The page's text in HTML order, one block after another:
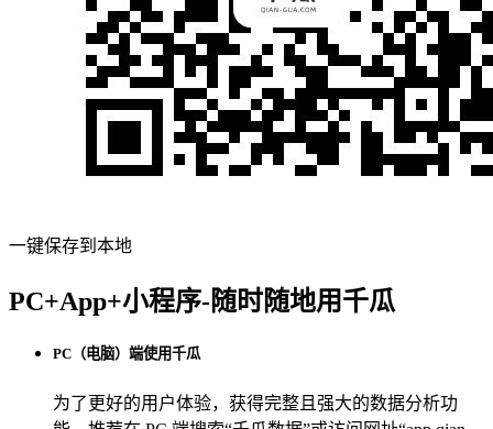
一键保存到本地
PC+App+小程序-随时随地用千瓜
PC（电脑）端使用千瓜
为了更好的用户体验，获得完整且强大的数据分析功